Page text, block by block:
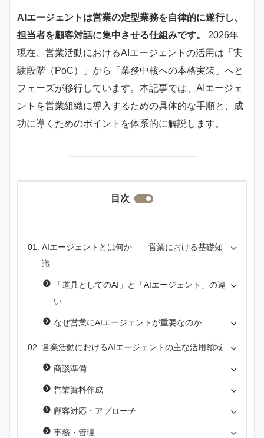
AIエージェントは営業の定型業務を自律的に遂行し、
担当者を顧客対話に集中させる仕組みです。
2026年
現在、営業活動におけるAIエージェントの活用は「実
験段階（PoC）」から「業務中核への本格実装」へと
フェーズが移行しています。本記事では、AIエージェ
ントを営業組織に導入するための具体的な手順と、成
功に導くためのポイントを体系的に解説します。
目次
AIエージェントとは何か――営業における基礎知
識
「道具としてのAI」と「AIエージェント」の違
い
なぜ営業にAIエージェントが重要なのか
営業活動におけるAIエージェントの主な活用領域
商談準備
営業資料作成
顧客対応・アプローチ
事務・管理